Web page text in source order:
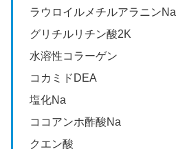
ラウロイルメチルアラニンNa
グリチルリチン酸2K
水溶性コラーゲン
コカミドDEA
塩化Na
ココアンホ酢酸Na
クエン酸